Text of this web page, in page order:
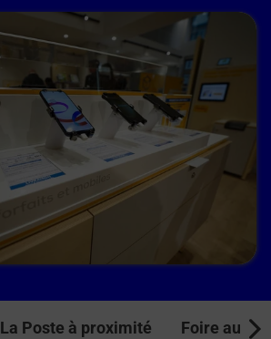
La Poste à proximité Foire aux